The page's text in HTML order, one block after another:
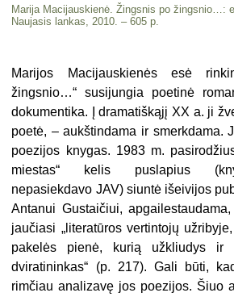
Marija Macijauskienė. Žingsnis po žingsnio…:
Naujasis lankas, 2010. – 605 p.
Marijos Macijauskienės esė
žingsnio…“ susijun­gia poetinė
dokumentika. Į dramatiškąjį XX a. ji
poetė, – aukš­tindama ir smerkdama.
poezijos knygas. 1983 m.
miestas“ kelis puslapius
nepasiekdavo JAV) siuntė išeivijos
Antanui Gustaičiui,
jaučiasi „literatūros ver­tintojų
pakelės pienė, kurią užkliudys ir
dviratininkas“ (p. 217). Gali būti,
rimčiau analizavę jos poezijos. Šiuo